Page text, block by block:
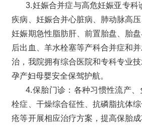
3.妊娠合并症与高危妊娠亚专科
疾病、妊娠合并心脏病、肺动脉高压
妊娠期急性脂肪肝、前置胎盘、胎
后出血、羊水栓塞等产科合并症和
治，我院拥有综合医院和专科专业
孕产妇母婴安全保驾护航。
4.保胎门诊：各种习惯性流产
栓症、干燥综合征性、抗磷脂抗体
疮等开展相应治疗方案，提高保胎